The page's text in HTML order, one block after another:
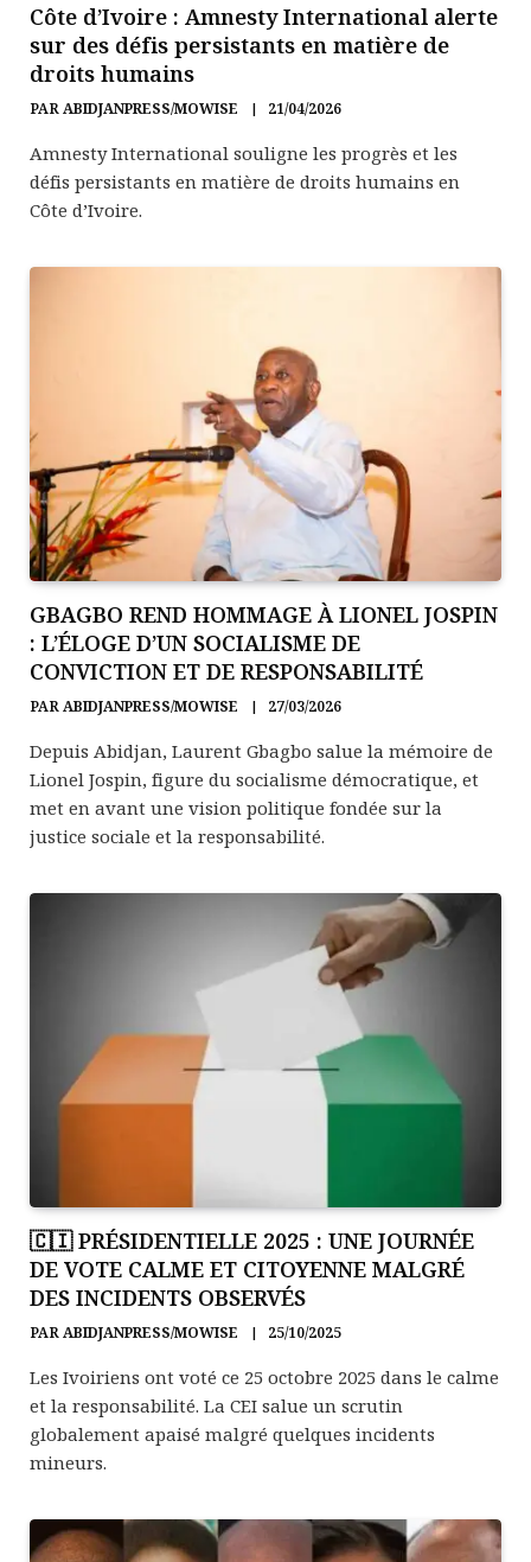
Côte d’Ivoire : Amnesty International alerte
sur des défis persistants en matière de
droits humains
PARABIDJANPRESS/MOWISE 21/04/2026
Amnesty International souligne les progrès et les
défis persistants en matière de droits humains en
Côte d’Ivoire.
GBAGBO REND HOMMAGE À LIONEL JOSPIN
: L’ÉLOGE D’UN SOCIALISME DE
CONVICTION ET DE RESPONSABILITÉ
PARABIDJANPRESS/MOWISE 27/03/2026
Depuis Abidjan, Laurent Gbagbo salue la mémoire de
Lionel Jospin, figure du socialisme démocratique, et
met en avant une vision politique fondée sur la
justice sociale et la responsabilité.
🇨🇮 PRÉSIDENTIELLE 2025 : UNE JOURNÉE
DE VOTE CALME ET CITOYENNE MALGRÉ
DES INCIDENTS OBSERVÉS
PARABIDJANPRESS/MOWISE 25/10/2025
Les Ivoiriens ont voté ce 25 octobre 2025 dans le calme
et la responsabilité. La CEI salue un scrutin
globalement apaisé malgré quelques incidents
mineurs.